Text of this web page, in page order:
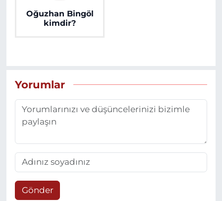
Oğuzhan Bingöl
kimdir?
Yorumlar
Gönder